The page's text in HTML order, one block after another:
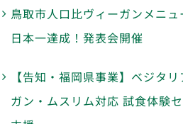
鳥取市人口比ヴィーガンメニ
日本一達成！発表会開催
【告知・福岡県事業】ベジタ
ガン・ムスリム対応 試食体験